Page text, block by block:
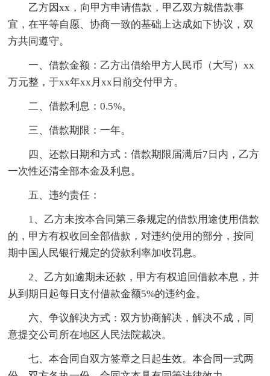
乙方因xx，向甲方申请借款，甲乙双方就借款事
宜，在平等自愿、协商一致的基础上达成如下协议，双
方共同遵守。
一、借款金额：乙方出借给甲方人民币（大写）xx
万元整，于xx年xx月xx日前交付甲方。
二、借款利息：0.5%。
三、借款期限：一年。
四、还款日期和方式：借款期限届满后7日内，乙方
一次性还清全部本金及利息。
五、违约责任：
1、乙方未按本合同第三条规定的借款用途使用借款
的，甲方有权收回全部借款，对违约使用的部分，按同
期中国人民银行规定的贷款利率加收罚息。
2、乙方如逾期未还款，甲方有权追回借款本息，并
从到期日起每日支付借款金额5%的违约金。
六、争议解决方式：双方协商解决，解决不成，同
意提交公司所在地区人民法院裁决。
七、本合同自双方签章之日起生效。本合同一式两